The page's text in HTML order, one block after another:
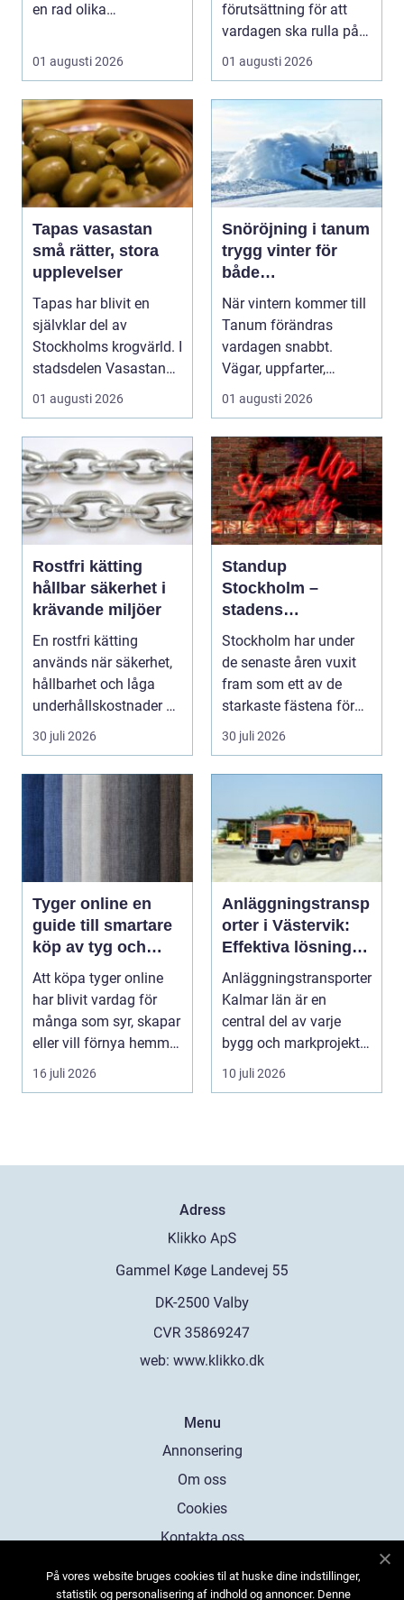
en rad olika
.
01 augusti 2026
förutsättning för att
vardagen ska rulla på.
När värmen strular,
01 augusti 2026
Tapas vasastan
små rätter, stora
upplevelser
Tapas har blivit en
självklar del av
Stockholms krogvärld. I
stadsdelen Vasastan
har utvecklingen gå...
01 augusti 2026
Snöröjning i tanum
trygg vinter för
både
privatpersoner och
företag
När vintern kommer till
Tanum förändras
vardagen snabbt.
Vägar, uppfarter,
parkeringar och
01 augusti 2026
Rostfri kätting
hållbar säkerhet i
krävande miljöer
En rostfri kätting
används när säkerhet,
hållbarhet och låga
underhållskostnader är
viktigare än läg...
30 juli 2026
Standup
Stockholm –
stadens
vardagsrum för
skratt
Stockholm har under
de senaste åren vuxit
fram som ett av de
starkaste fästena för
s...
30 juli 2026
Tyger online en
guide till smartare
köp av tyg och
hemtextil
Att köpa tyger online
har blivit vardag för
många som syr, skapar
eller vill förnya hemmet
utan att ...
16 juli 2026
Anläggningstransp
orter i Västervik:
Effektiva lösningar
för bygg och
markarbete
Anläggningstransporter
Kalmar län är en
central del av varje
bygg och markprojekt i
o...
10 juli 2026
Adress
web: www.klikko.dk
Menu
Annonsering
Om oss
Cookies
Kontakta oss
På vores website bruges cookies til at huske dine indstillinger,
statistik og personalisering af indhold og annoncer. Denne